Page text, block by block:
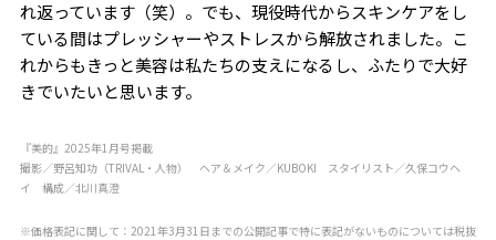
れ返っています（笑）。でも、現役時代からスキンケアをし
ている間はプレッシャーやストレスから解放されました。こ
れからもきっと美容は私たちの支えになるし、ふたりで大好
きでいたいと思います。
『美的』2025年1月号掲載
撮影／野呂知功（TRIVAL・人物） ヘア＆メイク／KUBOKI スタイリスト／久保コウヘ
イ 構成／北川真澄
※価格表記に関して：2021年3月31日までの公開記事で特に表記がないものについては税抜